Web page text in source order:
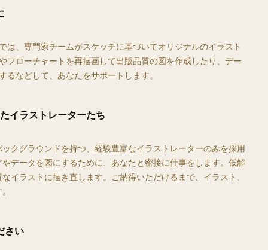
は、専門家チームがスケッチに基づいてオリジナルのイラスト
フローチャートを再描画して出版品質の図を作成したり、デー
るなどして、あなたをサポートします。
イラストレーターたち
クグラウンドを持つ、経験豊富なイラストレーターのみを採用
データを図にするために、あなたと密接に仕事をします。低解
イラストに描き直します。ご納得いただけるまで、イラスト、
さい